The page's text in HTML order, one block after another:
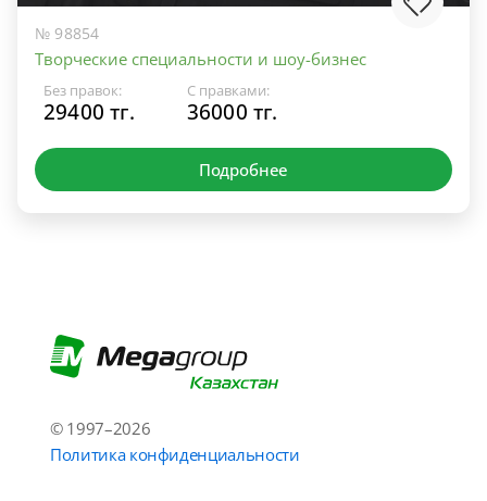
№ 98854
Творческие специальности и шоу-бизнес
Без правок:
29400 тг.
С правками:
36000 тг.
Подробнее
© 1997–2026
Политика конфиденциальности